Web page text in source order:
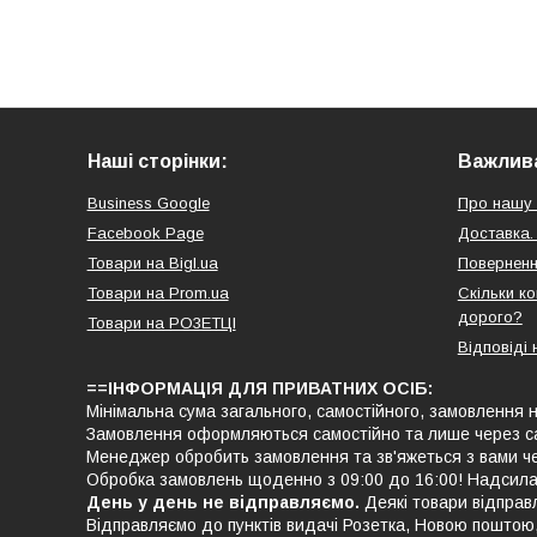
Наші сторінки:
Business Google
Facebook Page
Товари на Bigl.ua
Товари на Prom.ua
Товари на РO3EТЦI
Про нашу
Доставка.
Скільки
дорого?
Відповіді
==ІНФОРМАЦІЯ ДЛЯ ПРИВАТНИХ ОСІБ:
Мінімальна сума загального, самостійного, замовлення
Замовлення оформляються самостійно та лише через
Менеджер обробить замовлення та зв'яжеться з вами
Обробка замовлень щоденно з 09:00 до 16:00!
День у день не відправляємо. Деякі товари
Відправляємо до пунктів видачі Розетка, Новою